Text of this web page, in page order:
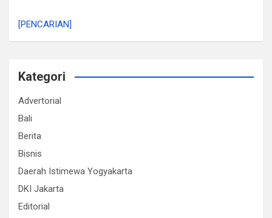
[PENCARIAN]
Kategori
Advertorial
Bali
Berita
Bisnis
Daerah Istimewa Yogyakarta
DKI Jakarta
Editorial